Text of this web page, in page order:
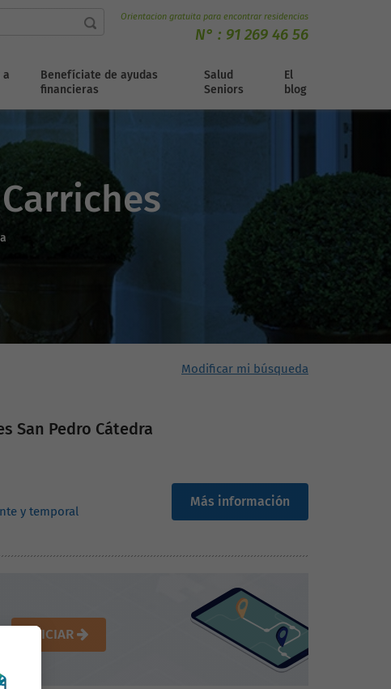
Orientacion gratuita para encontrar residencias
N° : 91 269 46 56
a
Benefíciate de ayudas
financieras
Salud
Seniors
El
blog
Modificar mi búsqueda
San Pedro Cátedra
y temporal
Más información
INICIAR